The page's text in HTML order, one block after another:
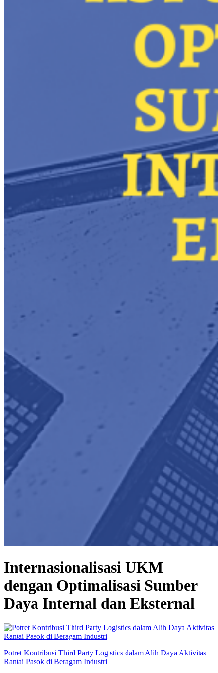
Internasionalisasi UKM
dengan Optimalisasi Sumber
Daya Internal dan Eksternal
Potret Kontribusi Third Party Logistics dalam Alih Daya Aktivitas
Rantai Pasok di Beragam Industri